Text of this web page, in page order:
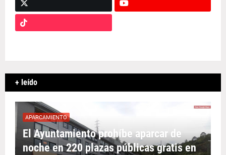
+ leído
APARCAMIENTO
El Ayuntamiento prohíbe aparcar de
noche en 220 plazas públicas gratis en